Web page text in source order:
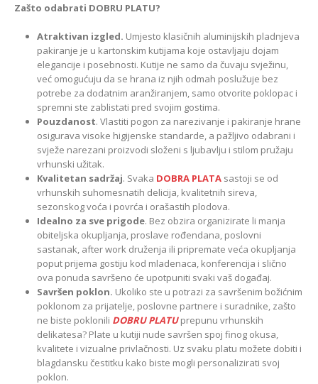
Zašto odabrati DOBRU PLATU?
Atraktivan izgled. Umjesto klasičnih aluminijskih pladnjeva
pakiranje je u kartonskim kutijama koje ostavljaju dojam
elegancije i posebnosti. Kutije ne samo da čuvaju svježinu,
već omogućuju da se hrana iz njih odmah poslužuje bez
potrebe za dodatnim aranžiranjem, samo otvorite poklopac i
spremni ste zablistati pred svojim gostima.
Pouzdanost. Vlastiti pogon za narezivanje i pakiranje hrane
osigurava visoke higijenske standarde, a pažljivo odabrani i
svježe narezani proizvodi složeni s ljubavlju i stilom pružaju
vrhunski užitak.
Kvalitetan sadržaj. Svaka DOBRA PLATA sastoji se od
vrhunskih suhomesnatih delicija, kvalitetnih sireva,
sezonskog voća i povrća i orašastih plodova.
Idealno za sve prigode. Bez obzira organizirate li manja
obiteljska okupljanja, proslave rođendana, poslovni
sastanak, after work druženja ili pripremate veća okupljanja
poput prijema gostiju kod mladenaca, konferencija i slično
ova ponuda savršeno će upotpuniti svaki vaš događaj.
Savršen poklon. Ukoliko ste u potrazi za savršenim božićnim
poklonom za prijatelje, poslovne partnere i suradnike, zašto
ne biste poklonili DOBRU PLATUprepunu vrhunskih
delikatesa? Plate u kutiji nude savršen spoj finog okusa,
kvalitete i vizualne privlačnosti. Uz svaku platu možete dobiti i
blagdansku čestitku kako biste mogli personalizirati svoj
poklon.